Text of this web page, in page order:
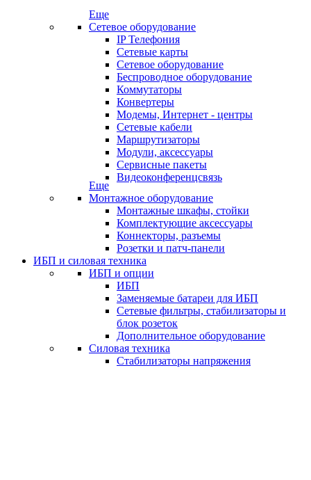
Еще
Сетевое оборудование
IP Телефония
Сетевые карты
Сетевое оборудование
Беспроводное оборудование
Коммутаторы
Конвертеры
Модемы, Интернет - центры
Сетевые кабели
Маршрутизаторы
Модули, аксессуары
Сервисные пакеты
Видеоконференцсвязь
Еще
Монтажное оборудование
Монтажные шкафы, стойки
Комплектующие аксессуары
Коннекторы, разъемы
Розетки и патч-панели
ИБП и силовая техника
ИБП и опции
ИБП
Заменяемые батареи для ИБП
Сетевые фильтры, стабилизаторы и
блок розеток
Дополнительное оборудование
Силовая техника
Стабилизаторы напряжения